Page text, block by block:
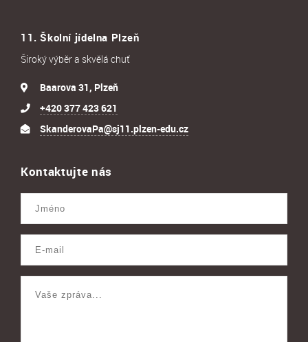
11. Školní jídelna Plzeň
Široký výběr a skvělá chuť
Baarova 31, Plzeň
+420 377 423 621
SkanderovaPa@sj11.plzen-edu.cz
Kontaktujte nás